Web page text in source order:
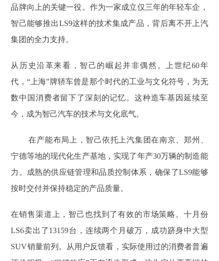
品牌向上的关键一役。作为一家成立仅三年的年轻车企，
智己能够推出LS9这样的技术集成产品，背后离不开上汽
集团的全力支持。
从历史沿革来看，智己的崛起并非偶然。上世纪60年
代，“上海”牌轿车曾是那个时代的工业与文化符号，为无
数中国消费者留下了深刻的记忆。这种造车基因延续至
今，成为智己汽车的技术与文化底气。
在产能布局上，智己依托上汽集团在南京、郑州、
宁德等地的现代化生产基地，实现了年产30万辆的制造能
力。成熟的供应链管理和品质控制体系，确保了LS9能够
按时交付并保持稳定的产品质量。
在销售渠道上，智己也找到了有效的市场策略。十月份
LS6卖出了13159台，连续两个月破万，成功跻身中大型
SUV销量前列。从用户反馈看，实际使用过的消费者普遍